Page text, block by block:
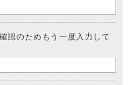
認のためもう一度入力して